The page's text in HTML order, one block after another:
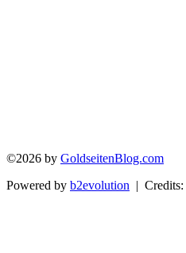
©2026 by GoldseitenBlog.com
Powered by b2evolution | Credits: